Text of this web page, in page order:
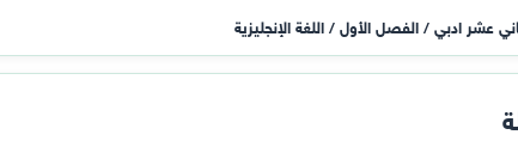
عشر ادبي / الفصل الأول / اللغة الإنجليزية